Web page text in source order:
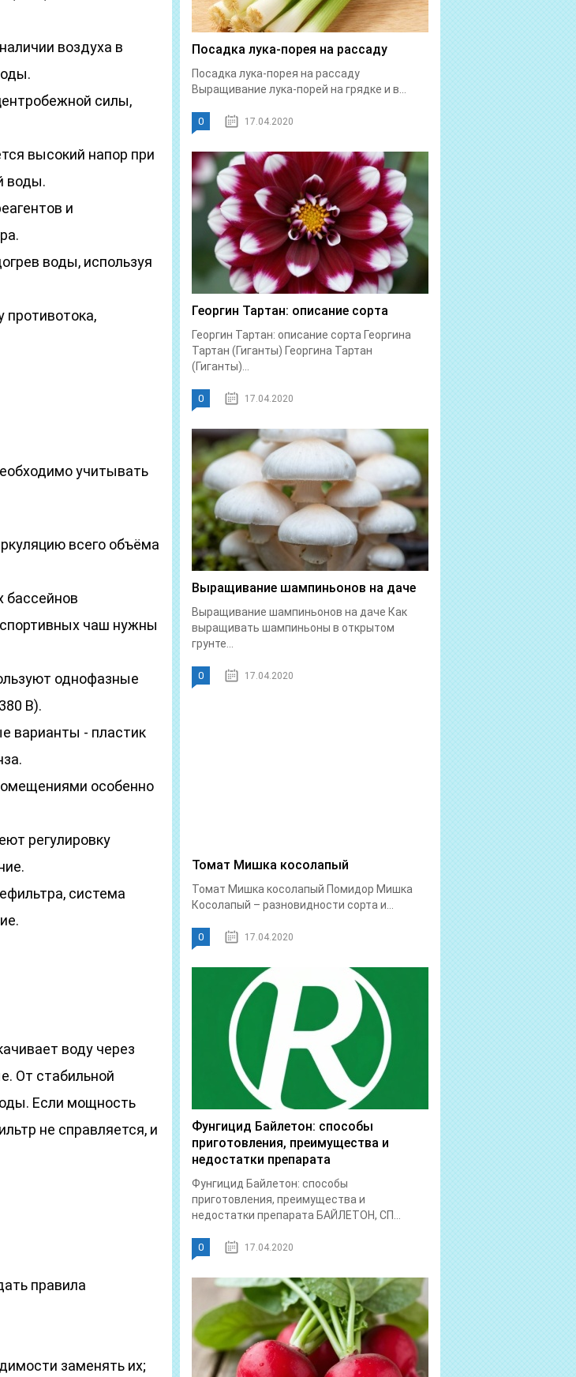
воздуха в
силы,
высокий напор при
воды.
и
воды, используя
противотока,
учитывать
всего объёма
бассейнов
чаш нужны
однофазные
В).
варианты - пластик
особенно
регулировку
система
воду через
От стабильной
Если мощность
не справляется, и
правила
заменять их;
Посадка лука-порея на рассаду
Посадка лука-порея на рассаду
Выращивание лука-порей на грядке и в...
0 17.04.2020
Георгин Тартан: описание сорта
Георгин Тартан: описание сорта Георгина
Тартан (Гиганты) Георгина Тартан
(Гиганты)...
0 17.04.2020
Выращивание шампиньонов на даче
Выращивание шампиньонов на даче Как
выращивать шампиньоны в открытом
грунте...
0 17.04.2020
Томат Мишка косолапый
Томат Мишка косолапый Помидор Мишка
Косолапый – разновидности сорта и...
0 17.04.2020
Фунгицид Байлетон: способы
приготовления, преимущества и
недостатки препарата
Фунгицид Байлетон: способы
приготовления, преимущества и
недостатки препарата БАЙЛЕТОН, СП...
0 17.04.2020